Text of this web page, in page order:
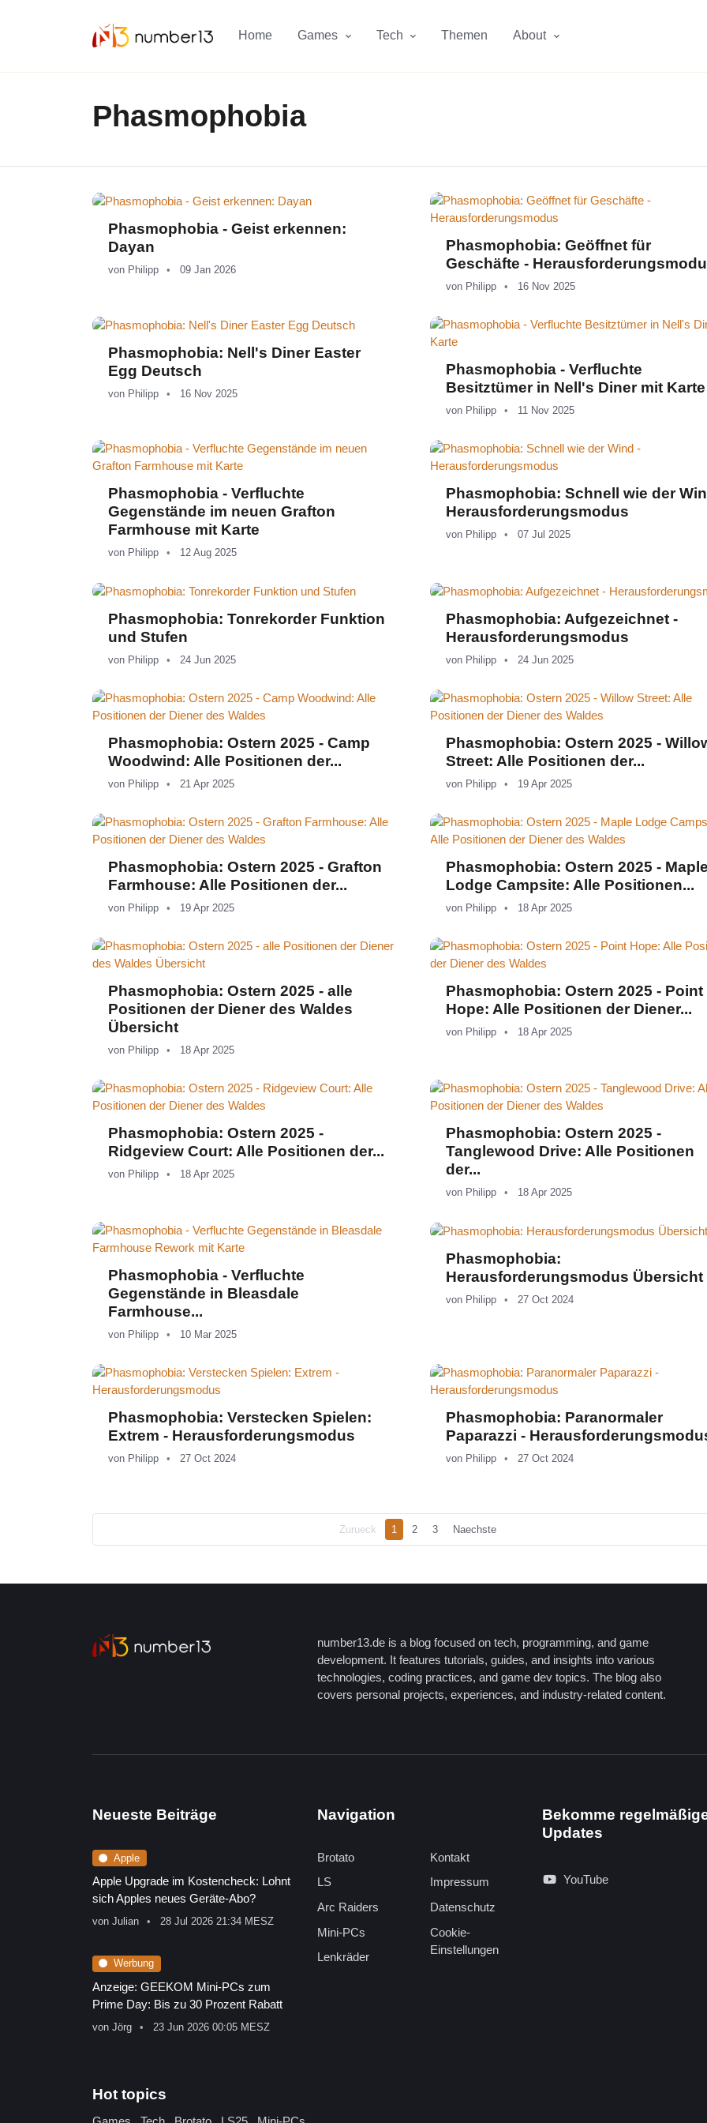
Home Games Tech Themen About
Phasmophobia
Phasmophobia - Geist erkennen:
Dayan
von Philipp 09 Jan 2026
Phasmophobia: Geöffnet für
Geschäfte -
von Philipp 16 Nov 2025
Phasmophobia: Nell's Diner Easter
Egg Deutsch
von Philipp 16 Nov 2025
Phasmophobia - Verfluchte
Besitztümer in Nell's Diner mit Karte
von Philipp 11 Nov 2025
Phasmophobia - Verfluchte
Gegenstände im neuen Grafton
Farmhouse mit Karte
von Philipp 12 Aug 2025
Phasmophobia: Schnell wie der
Herausforderungsmodus
von Philipp 07 Jul 2025
Phasmophobia: Tonrekorder Funktion
und Stufen
von Philipp 24 Jun 2025
Phasmophobia: Aufgezeichnet -
Herausforderungsmodus
von Philipp 24 Jun 2025
Phasmophobia: Ostern 2025 - Camp
Woodwind: Alle Positionen der...
von Philipp 21 Apr 2025
Phasmophobia: Ostern 2025 -
Street: Alle Positionen der...
von Philipp 19 Apr 2025
Phasmophobia: Ostern 2025 - Grafton
Farmhouse: Alle Positionen der...
von Philipp 19 Apr 2025
Phasmophobia: Ostern 2025 -
Lodge Campsite: Alle Positionen...
von Philipp 18 Apr 2025
Phasmophobia: Ostern 2025 - alle
Positionen der Diener des Waldes
Übersicht
von Philipp 18 Apr 2025
Phasmophobia: Ostern 2025 - Point
Hope: Alle Positionen der Diener...
von Philipp 18 Apr 2025
Phasmophobia: Ostern 2025 -
Ridgeview Court: Alle Positionen der...
von Philipp 18 Apr 2025
Phasmophobia: Ostern 2025 -
Tanglewood Drive: Alle Positionen
der...
von Philipp 18 Apr 2025
Phasmophobia - Verfluchte
Gegenstände in Bleasdale
Farmhouse...
von Philipp 10 Mar 2025
Phasmophobia:
Herausforderungsmodus Übersicht
von Philipp 27 Oct 2024
Phasmophobia: Verstecken Spielen:
Extrem - Herausforderungsmodus
von Philipp 27 Oct 2024
Phasmophobia: Paranormaler
Paparazzi -
von Philipp 27 Oct 2024
Zurueck 1 2 3 Naechste
number13.de is a blog focused on tech, programming, and game
development. It features tutorials, guides, and insights into various
technologies, coding practices, and game dev topics. The blog also
covers personal projects, experiences, and industry-related content.
Neueste Beiträge
Apple
Apple Upgrade im Kostencheck: Lohnt
sich Apples neues Geräte-Abo?
von Julian 28 Jul 2026 21:34 MESZ
Werbung
Anzeige: GEEKOM Mini-PCs zum
Prime Day: Bis zu 30 Prozent Rabatt
von Jörg 23 Jun 2026 00:05 MESZ
Navigation
Brotato
LS
Arc Raiders
Mini-PCs
Lenkräder
Kontakt
Impressum
Datenschutz
Cookie-
Einstellungen
Bekomme
Updates
YouTube
Hot topics